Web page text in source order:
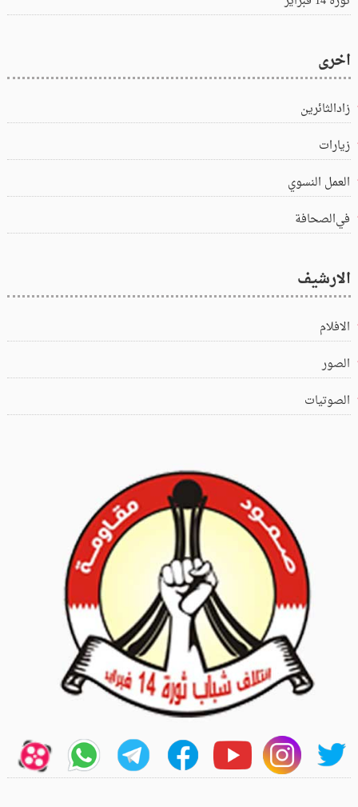
اخرى
زادالثائرين
زيارات
العمل النسوي
في‌الصحافة
الارشيف
الافلام
الصور
الصوتيات